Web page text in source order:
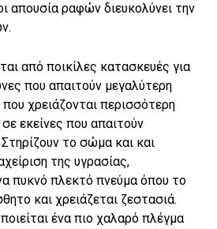
απουσία ραφών διευκολύνει την
από ποικίλες κατασκευές για
που απαιτούν μεγαλύτερη
χρειάζονται περισσότερη
εκείνες που απαιτούν
το σώμα και και
της υγρασίας,
πυκνό πλεκτό πνεύμα όπου το
και χρειάζεται ζεστασιά.
ένα πιο χαλαρό πλέγμα